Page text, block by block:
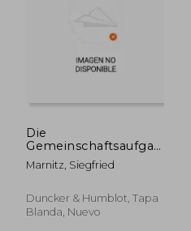
Die
Gemeinschaftsaufgaben
Des Art. 91 a Gg ALS
Versuch Einer
Institutionalisierung
Der
Marnitz, Siegfried
Duncker & Humblot, Tapa
Blanda, Nuevo